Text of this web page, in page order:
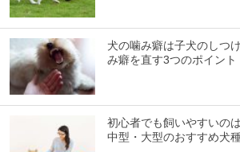
犬の噛み癖は子犬のしつ
み癖を直す3つのポイント
初心者でも飼いやすいの
中型・大型のおすすめ犬